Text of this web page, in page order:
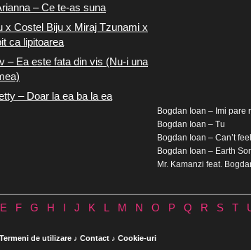
Bogdan Ioan – Imi pare
Bogdan Ioan – Tu
Bogdan Ioan – Can’t
Bogdan Ioan – Earth
Mr. Kamanzi feat.
– Ce te-as suna
x Costel Biju x Miraj Tzunami x
ca lipitoarea
– Ea este fata din vis (Nu-i una
– Doar la ea ba la ea
E F G H J K L M N O P Q R S T
Termeni de utilizare ♪ Contact ♪ Cookie-uri